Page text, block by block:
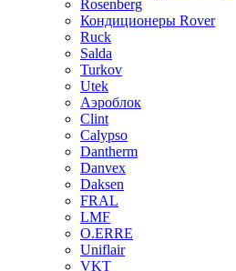
Rosenberg
Кондиционеры Rover
Ruck
Salda
Turkov
Utek
Аэроблок
Clint
Calypso
Dantherm
Danvex
Daksen
FRAL
LMF
O.ERRE
Uniflair
VKT